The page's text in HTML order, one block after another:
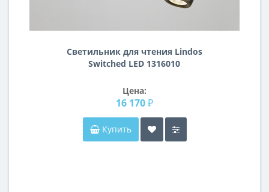
Светильник для чтения Lindos
Switched LED 1316010
Цена:
16 170 ₽
Купить